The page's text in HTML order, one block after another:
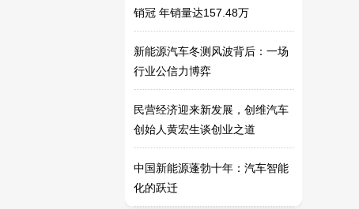
展，打造新能源汽车销售的精英
四川专属福利购！创维汽车
贵州专享福利
销冠 年销量达157.48万
新能源汽车冬测风波背后：一场
行业公信力博弈
民营经济迎来新发展，创维汽车
创始人黄宏生谈创业之道
中国新能源蓬勃十年：汽车智能
化的跃迁